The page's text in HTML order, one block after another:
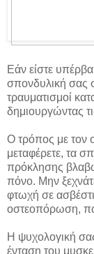
Εάν είστε
σπονδυλική σας
τραυματισμοί
δημιουργώντας
Ο τρόπος με τον
μεταφέρετε, τα
πρόκλησης
πόνο. Μην
φτωχή σε
οστεοπόρωση,
Η ψυχολογική
ένταση του